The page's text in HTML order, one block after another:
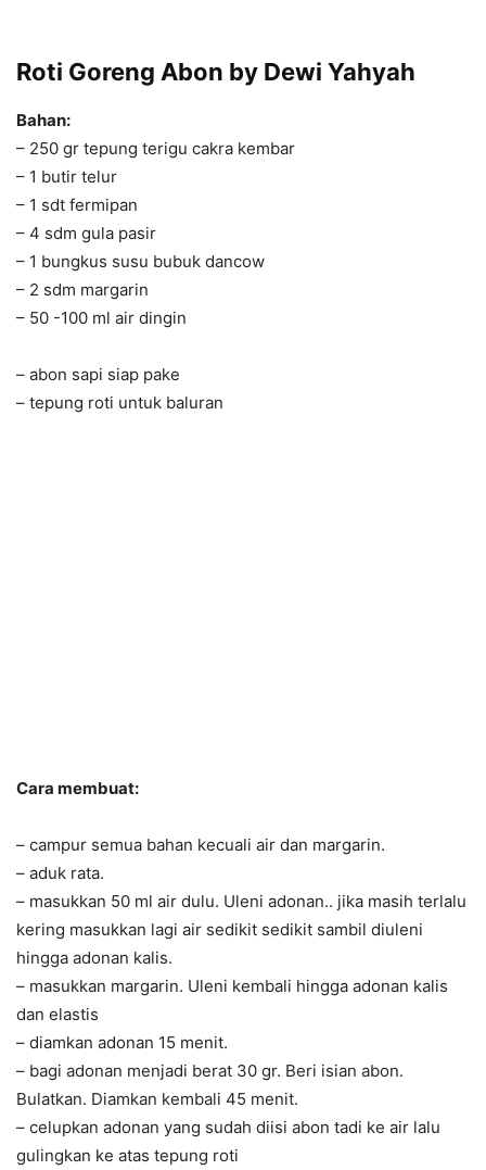
Roti Goreng Abon by Dewi Yahyah
Bahan:
– 250 gr tepung terigu cakra kembar
– 1 butir telur
– 1 sdt fermipan
– 4 sdm gula pasir
– 1 bungkus susu bubuk dancow
– 2 sdm margarin
– 50 -100 ml air dingin
– abon sapi siap pake
– tepung roti untuk baluran
Cara membuat:
– campur semua bahan kecuali air dan margarin.
– aduk rata.
– masukkan 50 ml air dulu. Uleni adonan.. jika masih terlalu
kering masukkan lagi air sedikit sedikit sambil diuleni
hingga adonan kalis.
– masukkan margarin. Uleni kembali hingga adonan kalis
dan elastis
– diamkan adonan 15 menit.
– bagi adonan menjadi berat 30 gr. Beri isian abon.
Bulatkan. Diamkan kembali 45 menit.
– celupkan adonan yang sudah diisi abon tadi ke air lalu
gulingkan ke atas tepung roti